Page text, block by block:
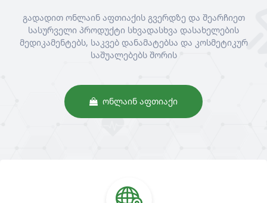
გადადით ონლაინ აფთიაქის გვერდზე და შეარჩიეთ
სასურველი პროდუქტი სხვადასხვა დასახელების
მედიკამენტებს, საკვებ დანამატებსა და კოსმეტიკურ
საშუალებებს შორის
ᲝᲜᲚᲐᲘᲜ ᲐᲤᲗᲘᲐᲥᲘ